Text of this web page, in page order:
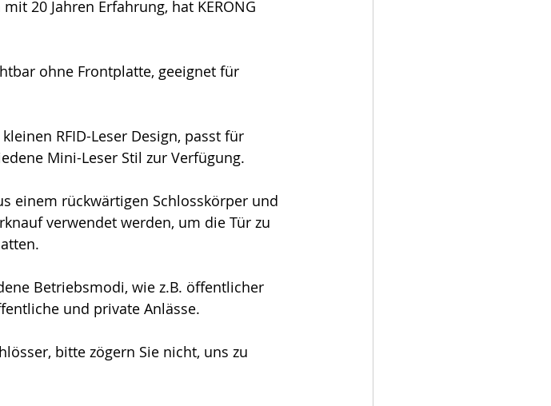
20 Jahren Erfahrung, hat KERONG
ohne Frontplatte, geeignet für
RFID-Leser Design, passt für
Mini-Leser Stil zur Verfügung.
einem rückwärtigen Schlosskörper und
verwendet werden, um die Tür zu
Betriebsmodi, wie z.B. öffentlicher
und private Anlässe.
bitte zögern Sie nicht, uns zu